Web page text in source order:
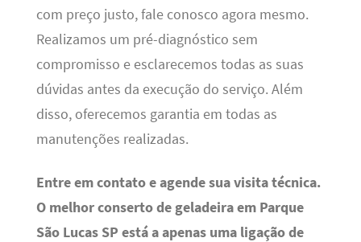
com preço justo, fale conosco agora mesmo.
Realizamos um pré-diagnóstico sem
compromisso e esclarecemos todas as suas
dúvidas antes da execução do serviço. Além
disso, oferecemos garantia em todas as
manutenções realizadas.
Entre em contato e agende sua visita técnica.
O melhor conserto de geladeira em Parque
São Lucas SP está a apenas uma ligação de